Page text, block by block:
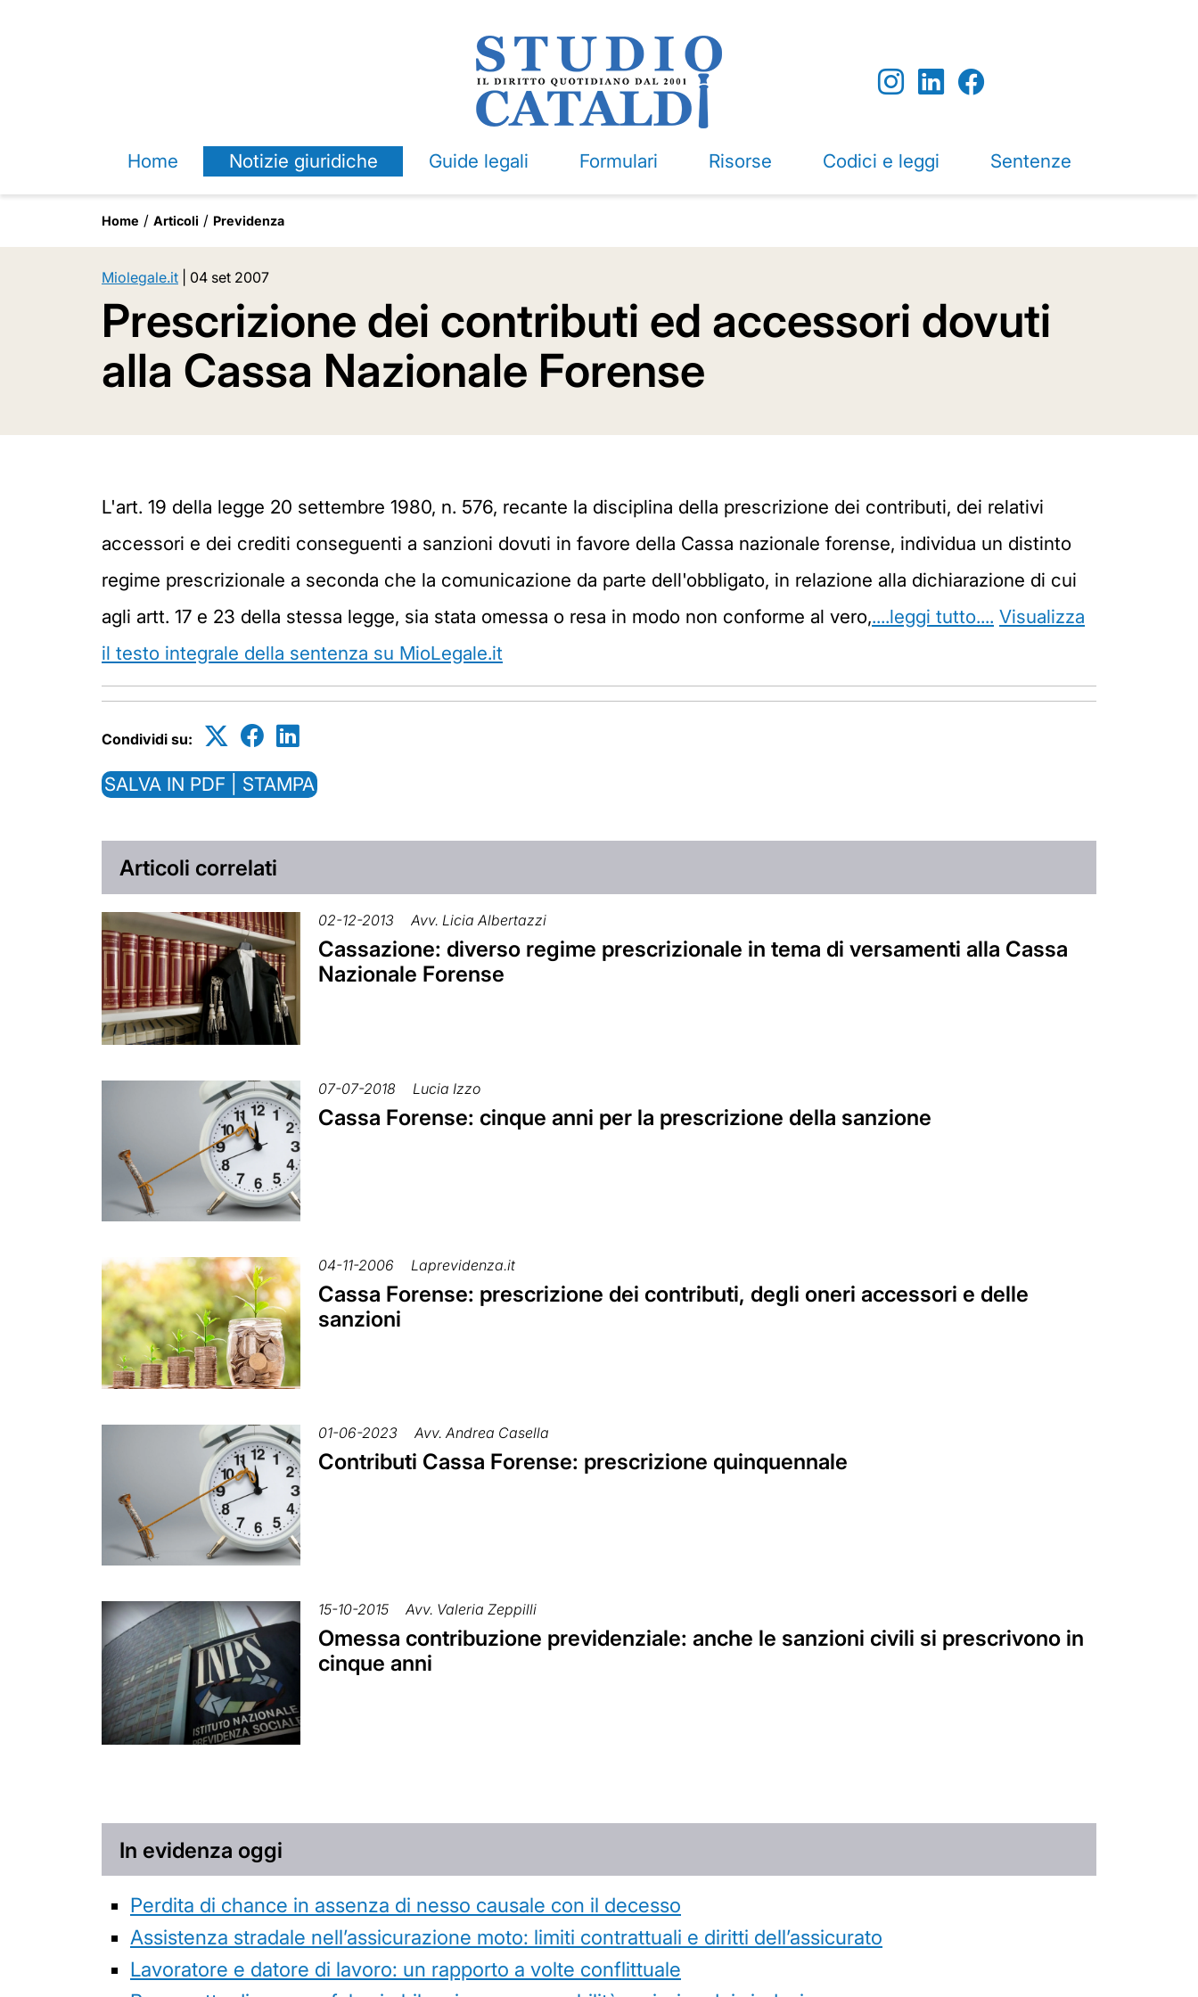
Home Notizie giuridiche Guide legali Formulari Risorse Codici e leggi Sentenze
Home Articoli Previdenza
Miolegale.it 04 set 2007
Prescrizione dei contributi ed accessori dovuti
alla Cassa Nazionale Forense
L'art. 19 della legge 20 settembre 1980, n. 576, recante la disciplina della prescrizione dei contributi, dei relativi
accessori e dei crediti conseguenti a sanzioni dovuti in favore della Cassa nazionale forense, individua un distinto
regime prescrizionale a seconda che la comunicazione da parte dell'obbligato, in relazione alla dichiarazione di cui
agli artt. 17 e 23 della stessa legge, sia stata omessa o resa in modo non conforme al vero,....leggi tutto.... Visualizza
il testo integrale della sentenza su MioLegale.it
Condividi su:
SALVA IN PDF | STAMPA
Articoli correlati
02-12-2013 Avv. Licia Albertazzi
Cassazione: diverso regime prescrizionale in tema di versamenti alla Cassa
Nazionale Forense
07-07-2018 Lucia Izzo
Cassa Forense: cinque anni per la prescrizione della sanzione
04-11-2006 Laprevidenza.it
Cassa Forense: prescrizione dei contributi, degli oneri accessori e delle
sanzioni
01-06-2023 Avv. Andrea Casella
Contributi Cassa Forense: prescrizione quinquennale
15-10-2015 Avv. Valeria Zeppilli
Omessa contribuzione previdenziale: anche le sanzioni civili si prescrivono in
cinque anni
In evidenza oggi
Perdita di chance in assenza di nesso causale con il decesso
Assistenza stradale nell’assicurazione moto: limiti contrattuali e diritti dell’assicurato
Lavoratore e datore di lavoro: un rapporto a volte conflittuale